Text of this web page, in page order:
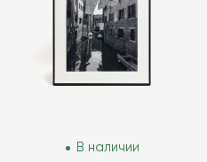
В наличии